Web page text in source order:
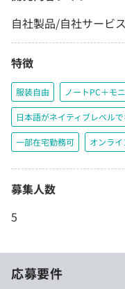
自社製品/自社サービ
特徴
服装自由 ノートPC＋モ
日本語がネイティブレベル
一部在宅勤務可 オンラ
募集人数
5
応募要件